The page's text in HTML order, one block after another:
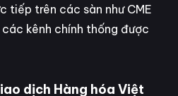
tiếp trên các sàn như CME
kênh chính thống được
dịch Hàng hóa Việt